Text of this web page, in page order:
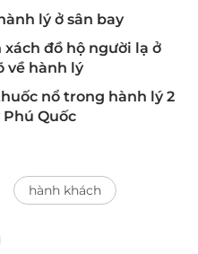
lý ở sân bay
xách đồ hộ người lạ ở
về hành lý
nổ trong hành lý 2
Quốc
hành khách